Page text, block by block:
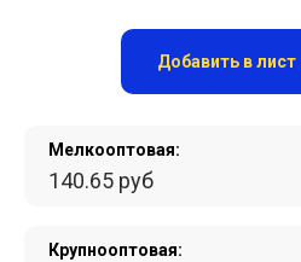
Мелкооптовая:
140.65 руб
Крупнооптовая:
Добавить в